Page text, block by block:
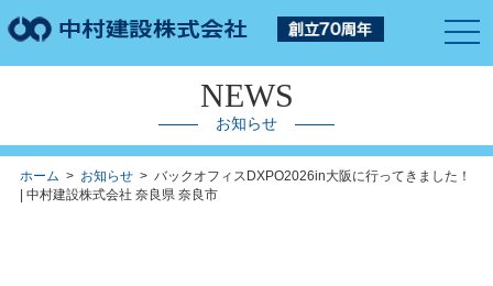
NEWS
お知らせ
ホーム > お知らせ> バックオフィスDXPO2026in大阪に行ってきました！
| 中村建設株式会社 奈良県 奈良市